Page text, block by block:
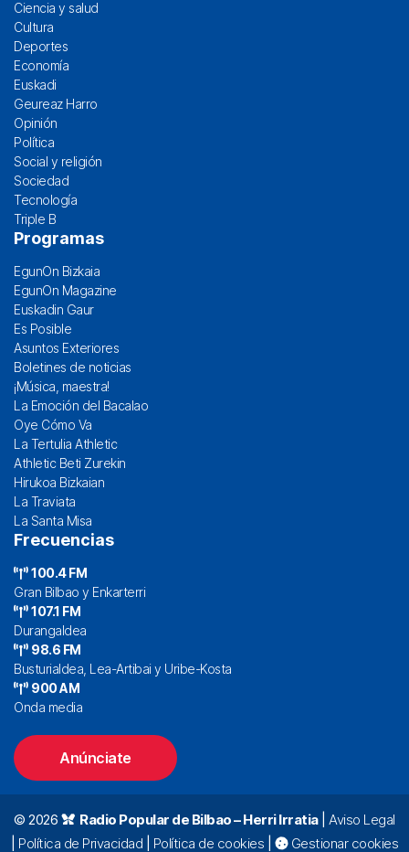
Ciencia y salud
Cultura
Deportes
Economía
Euskadi
Geureaz Harro
Opinión
Política
Social y religión
Sociedad
Tecnología
Triple B
Programas
EgunOn Bizkaia
EgunOn Magazine
Euskadin Gaur
Es Posible
Asuntos Exteriores
Boletines de noticias
¡Música, maestra!
La Emoción del Bacalao
Oye Cómo Va
La Tertulia Athletic
Athletic Beti Zurekin
Hirukoa Bizkaian
La Traviata
La Santa Misa
Frecuencias
100.4 FM
Gran Bilbao y Enkarterri
107.1 FM
Durangaldea
98.6 FM
Busturialdea, Lea-Artibai y Uribe-Kosta
900 AM
Onda media
Anúnciate
© 2026 Radio Popular de Bilbao – Herri Irratia| Aviso Legal
Política de Privacidad Política de cookies Gestionar cookies